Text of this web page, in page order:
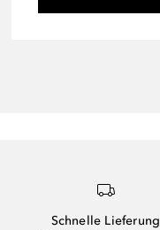
Schnelle Lieferung